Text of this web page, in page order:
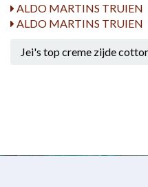
ALDO MARTINS TRUIEN
ALDO MARTINS TRUIEN
Jei's top creme zijde